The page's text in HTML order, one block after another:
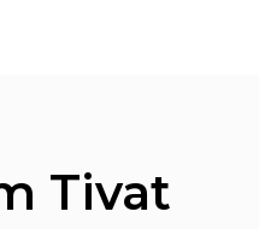
Tivat